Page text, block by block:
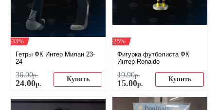
-33%
Гетры ФК Интер Милан 23-
24
36.00р.
24.00р.
Купить
-25%
Фигурка футболиста ФК
Интер Ronaldo
19.90р.
15.00р.
Купить